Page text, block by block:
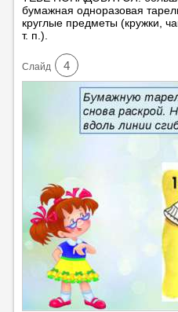
бумажная одноразовая
круглые предметы (кружки,
т. п.).
Cлайд 4